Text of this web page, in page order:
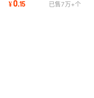
形拉环小拉手
¥0.15 已售7万+个